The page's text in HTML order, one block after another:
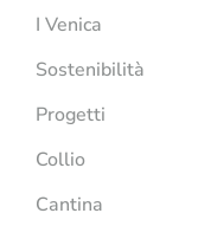
I Venica
Sostenibilità
Progetti
Collio
Cantina